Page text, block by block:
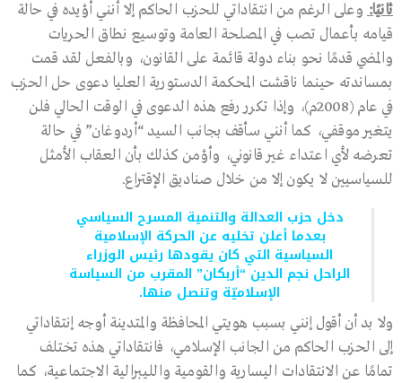
ثانيًا: وعلى الرغم من انتقاداتي للحزب الحاكم إلا أنني أؤيده في حالة
قيامه بأعمال تصب في المصلحة العامة وتوسيع نطاق الحريات
والمضي قدمًا نحو بناء دولة قائمة على القانون، وبالفعل لقد قمت
بمساندته حينما ناقشت المحكمة الدستورية العليا دعوى حل الحزب
في عام (2008م)، وإذا تكرر رفع هذه الدعوى في الوقت الحالي فلن
يتغير موقفي، كما أنني سأقف بجانب السيد “أردوغان” في حالة
تعرضه لأي اعتداء غير قانوني، وأؤمن كذلك بأن العقاب الأمثل
للسياسيين لا يكون إلا من خلال صناديق الإقتراع.
دخل حزب العدالة والتنمية المسرح السياسي
بعدما أعلن تخليه عن الحركة الإسلامية
السياسية التي كان يقودها رئيس الوزراء
الراحل نجم الدين “أربكان” المقرب من السياسة
الإسلاميّة وتنصل منها.
ولا بد أن أقول إنني بسبب هويتي المحافظة والمتدينة أوجه إنتقاداتي
إلى الحزب الحاكم من الجانب الإسلامي، فانتقاداتي هذه تختلف
تمامًا عن الانتقادات اليسارية والقومية والليبرالية الاجتماعية، كما